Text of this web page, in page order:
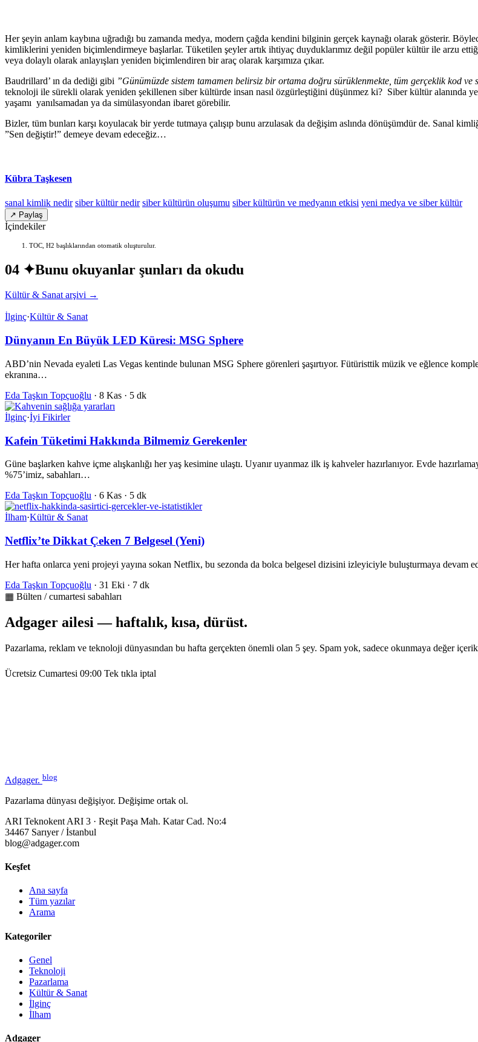
Her şeyin anlam kaybına uğradığı bu zamanda medya, modern çağda kendini bilginin gerçek kaynağı olarak gösterir.
kimliklerini yeniden biçimlendirmeye başlarlar. Tüketilen şeyler artık ihtiyaç duyduklarımız değil popüler kültür ile arzu
veya dolaylı olarak anlayışları yeniden biçimlendiren bir araç olarak karşımıza çıkar.
Baudrillard’ ın da dediği gibi ”Günümüzde sistem tamamen belirsiz bir ortama doğru sürüklenmekte, tüm gerçeklik kod
teknoloji ile sürekli olarak yeniden şekillenen siber kültürde insan nasıl özgürleştiğini düşünmez ki? Siber kültür alanında
yaşamı yanılsamadan ya da simülasyondan ibaret görebilir.
Bizler, tüm bunları karşı koyulacak bir yerde tutmaya çalışıp bunu arzulasak da değişim aslında dönüşümdür de. Sanal
”Sen değiştir!” demeye devam edeceğiz…
Kübra Taşkesen
sanal kimlik nedir siber kültür nedir siber kültürün oluşumu siber kültürün ve medyanın etkisi yeni medya ve siber kültür
↗ Paylaş
İçindekiler
TOC, H2 başlıklarından otomatik oluşturulur.
04 ✦Bunu okuyanlar şunları da okudu
Kültür & Sanat arşivi →
İlginç·Kültür & Sanat
Dünyanın En Büyük LED Küresi: MSG Sphere
ABD’nin Nevada eyaleti Las Vegas kentinde bulunan MSG Sphere görenleri şaşırtıyor. Fütüristtik müzik ve eğlence
ekranına…
Eda Taşkın Topçuoğlu · 8 Kas · 5 dk
İlginç·İyi Fikirler
Kafein Tüketimi Hakkında Bilmemiz Gerekenler
Güne başlarken kahve içme alışkanlığı her yaş kesimine ulaştı. Uyanır uyanmaz ilk iş kahveler hazırlanıyor. Evde
%75’imiz, sabahları…
Eda Taşkın Topçuoğlu · 6 Kas · 5 dk
İlham·Kültür & Sanat
Netflix’te Dikkat Çeken 7 Belgesel (Yeni)
Her hafta onlarca yeni projeyi yayına sokan Netflix, bu sezonda da bolca belgesel dizisini izleyiciyle buluşturmaya devam
Eda Taşkın Topçuoğlu · 31 Eki · 7 dk
▦ Bülten / cumartesi sabahları
Adgager ailesi — haftalık, kısa, dürüst.
Pazarlama, reklam ve teknoloji dünyasından bu hafta gerçekten önemli olan 5 şey. Spam yok, sadece okunmaya değer
Ücretsiz Cumartesi 09:00 Tek tıkla iptal
Adgager. blog
Pazarlama dünyası değişiyor. Değişime ortak ol.
ARI Teknokent ARI 3 · Reşit Paşa Mah. Katar Cad. No:4
34467 Sarıyer / İstanbul
blog@adgager.com
Keşfet
Ana sayfa
Tüm yazılar
Arama
Kategoriler
Genel
Teknoloji
Pazarlama
Kültür & Sanat
İlginç
İlham
Adgager